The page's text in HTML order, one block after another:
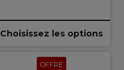
Choisissez les options
OFFRE